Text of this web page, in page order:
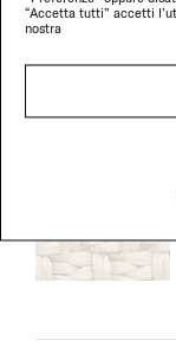
“Accetta tutti” accetti
nostra
Wara